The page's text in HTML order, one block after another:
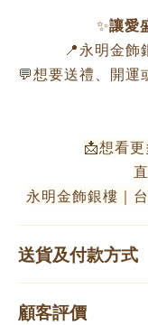
✨讓愛
📍永明金飾
💬想要送禮、開運
📩想看
永明金飾銀樓｜
送貨及付款方式
顧客評價